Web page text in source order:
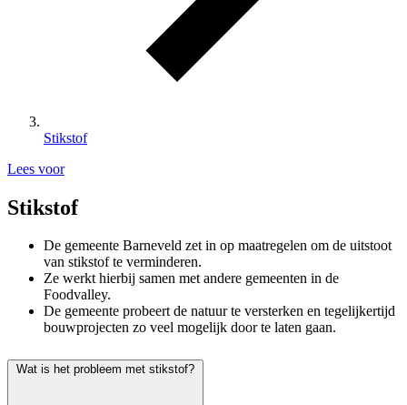
Stikstof
Lees voor
Stikstof
De gemeente Barneveld zet in op maatregelen om de uitstoot
van stikstof te verminderen.
Ze werkt hierbij samen met andere gemeenten in de
Foodvalley.
De gemeente probeert de natuur te versterken en tegelijkertijd
bouwprojecten zo veel mogelijk door te laten gaan.
Wat is het probleem met stikstof?